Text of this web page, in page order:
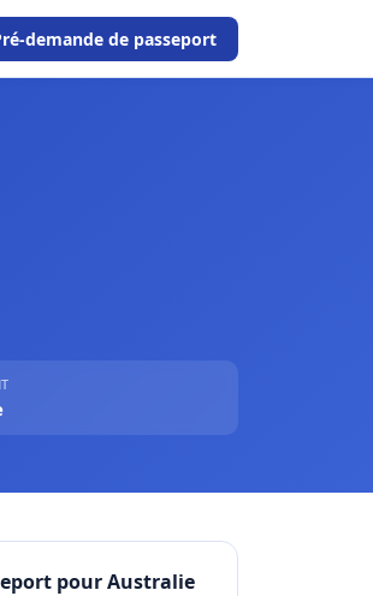
demande de passeport
pour Australie